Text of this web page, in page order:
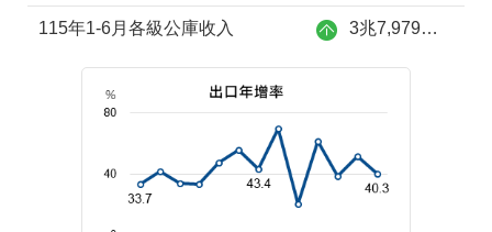
115年1-6月各級公庫收入 3兆7,979億元